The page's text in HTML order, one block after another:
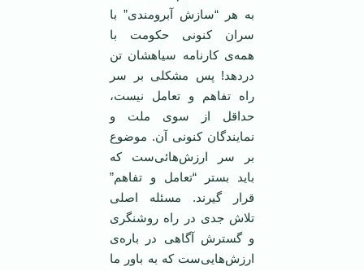
به هر “سازش آبرومندی” با
سران کنونی حکومت با
همه‌ی کارنامه سیاهشان تن
دردهد! پس مشکلی بر سر
راه تفاهم و تعامل نیست،
حداقل از سوی ملت و
نمایندگان کنونی آن. موضوع
بر سر ارزش‌هائی‌ست که
باید بستر “تعامل و تفاهم”
قرار گیرند. مسئله اصلی
تلاش جدی در راه روشنگری
و گسترش آگاهی‌ در باره‌ی
ارزش‌هایی‌ست که به باور ما